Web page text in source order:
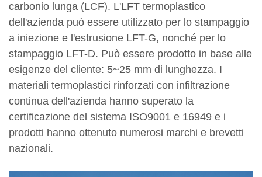
carbonio lunga (LCF). L'LFT termoplastico
dell'azienda può essere utilizzato per lo stampaggio
a iniezione e l'estrusione LFT-G, nonché per lo
stampaggio LFT-D. Può essere prodotto in base alle
esigenze del cliente: 5~25 mm di lunghezza. I
materiali termoplastici rinforzati con infiltrazione
continua dell'azienda hanno superato la
certificazione del sistema ISO9001 e 16949 e i
prodotti hanno ottenuto numerosi marchi e brevetti
nazionali.